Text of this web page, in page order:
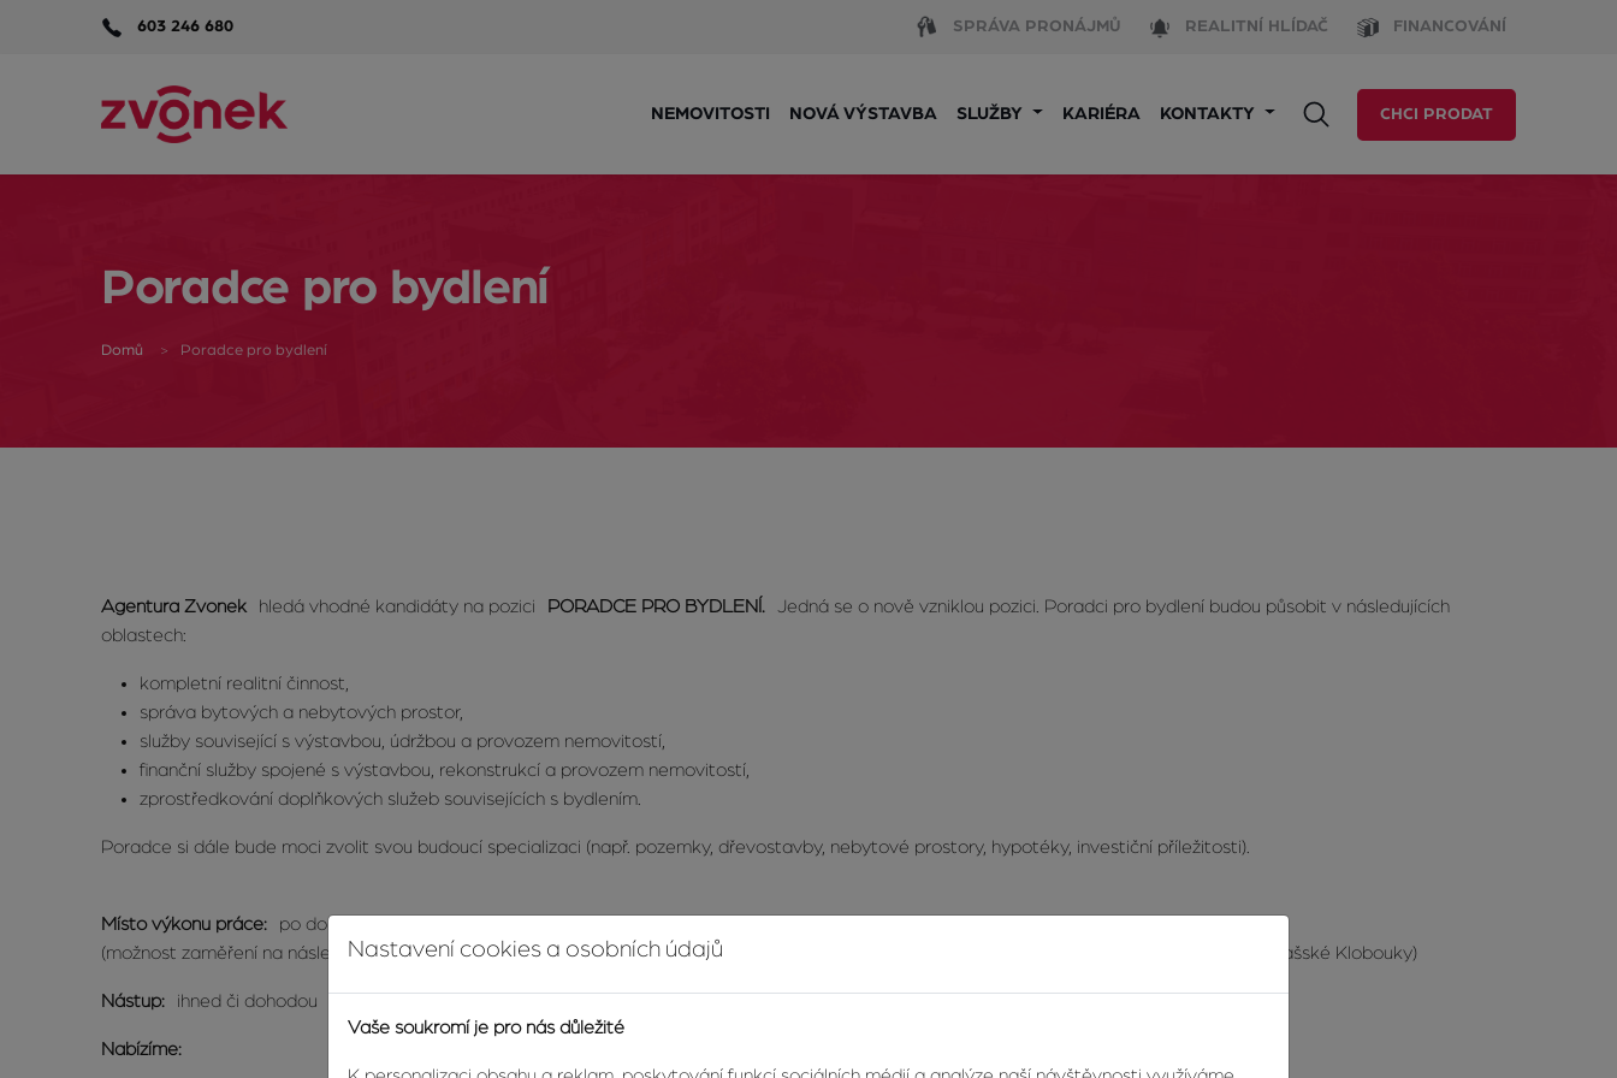
603 246 680 SPRÁVA PRONÁJMŮ REALITNÍ HLÍDAČ FINANCOVÁNÍ
NEMOVITOSTI NOVÁ VÝSTAVBA SLUŽBY KARIÉRA KONTAKTY CHCI PRODAT
Poradce pro bydlení
Domů Poradce pro bydlení
Agentura Zvonek hledá vhodné kandidáty na pozici PORADCE PRO BYDLENÍ. Jedná se o nově vzniklou pozici. Poradci pro bydlení budou působit v následujících
oblastech:
kompletní realitní činnost,
správa bytových a nebytových prostor,
služby související s výstavbou, údržbou a provozem nemovitostí,
finanční služby spojené s výstavbou, rekonstrukcí a provozem nemovitostí,
zprostředkování doplňkových služeb souvisejících s bydlením.
Poradce si dále bude moci zvolit svou budoucí specializaci (např. pozemky, dřevostavby, nebytové prostory, hypotéky, investiční příležitosti).
Místo výkonu práce: po dohodě s uchazečem
(možnost zaměření na následující lokality: Zlín / Otrokovice / Vsetín / Uherské Hradiště / Uherský Brod / Bystřice pod Hostýnem / Slavičín / Valašské Klobouky)
Nástup: ihned či dohodou
Nabízíme:
Nastavení cookies a osobních údajů
Vaše soukromí je pro nás důležité